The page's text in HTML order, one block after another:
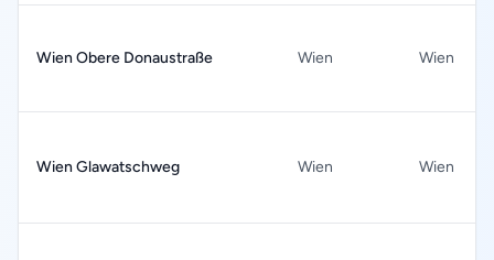
Wien Obere Donaustraße Wien Wien
Wien Glawatschweg Wien Wien